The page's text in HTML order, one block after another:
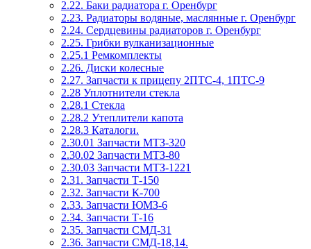
2.22. Баки радиатора г. Оренбург
2.23. Радиаторы водяные, маслянные г. Оренбург
2.24. Сердцевины радиаторов г. Оренбург
2.25. Грибки вулканизационные
2.25.1 Ремкомплекты
2.26. Диски колесные
2.27. Запчасти к прицепу 2ПТС-4, 1ПТС-9
2.28 Уплотнители стекла
2.28.1 Стекла
2.28.2 Утеплители капота
2.28.3 Каталоги.
2.30.01 Запчасти МТЗ-320
2.30.02 Запчасти МТЗ-80
2.30.03 Запчасти МТЗ-1221
2.31. Запчасти Т-150
2.32. Запчасти К-700
2.33. Запчасти ЮМЗ-6
2.34. Запчасти Т-16
2.35. Запчасти СМД-31
2.36. Запчасти СМД-18,14.